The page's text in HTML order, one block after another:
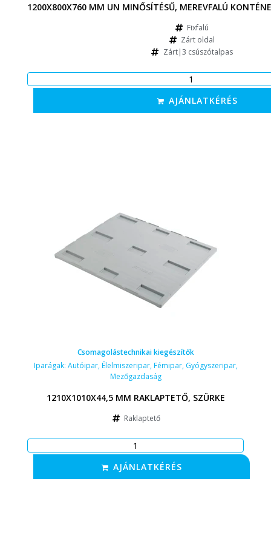
1200X800X760 MM UN MINŐSÍTÉSŰ, MEREVFALÚ
Fixfalú
Zárt oldal
Zárt|3 csúszótalpas
AJÁNLATKÉRÉS
Csomagolástechnikai kiegészítők
Iparágak: Autóipar,Élelmiszeripar,Fémipar, Gyógyszeripar,
Mezőgazdaság
1210X1010X44,5 MM RAKLAPTETŐ, SZÜRKE
Raklaptető
AJÁNLATKÉRÉS